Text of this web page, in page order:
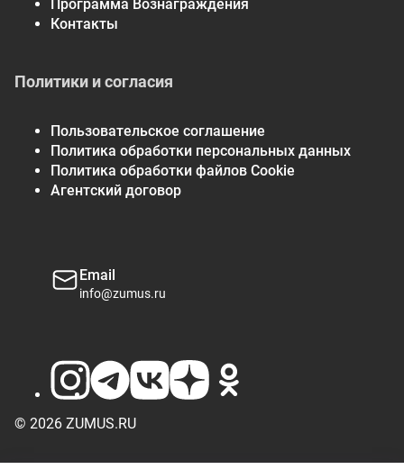
Программа Вознаграждения
Контакты
Политики и согласия
Пользовательское соглашение
Политика обработки персональных данных
Политика обработки файлов Cookie
Агентский договор
Email
info@zumus.ru
© 2026 ZUMUS.RU